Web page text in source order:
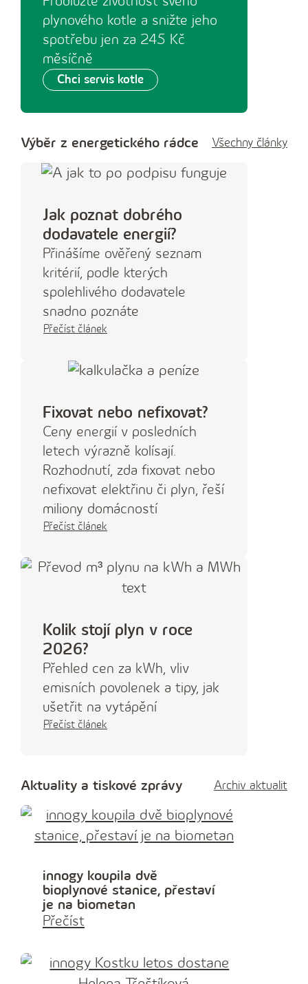
plynového kotle a snižte jeho
spotřebu jen za 245 Kč
měsíčně
Chci servis kotle
Výběr z energetického rádce Všechny články
Jak poznat dobrého
dodavatele energií?
Přinášíme ověřený seznam
kritérií, podle kterých
spolehlivého dodavatele
snadno poznáte
Přečíst článek
Fixovat nebo nefixovat?
Ceny energií v posledních
letech výrazně kolísají.
Rozhodnutí, zda fixovat nebo
nefixovat elektřinu či plyn, řeší
miliony domácností
Přečíst článek
Kolik stojí plyn v roce
2026?
Přehled cen za kWh, vliv
emisních povolenek a tipy, jak
ušetřit na vytápění
Přečíst článek
Aktuality a tiskové zprávy Archiv aktualit
innogy koupila dvě
bioplynové stanice, přestaví
je na biometan
Přečíst